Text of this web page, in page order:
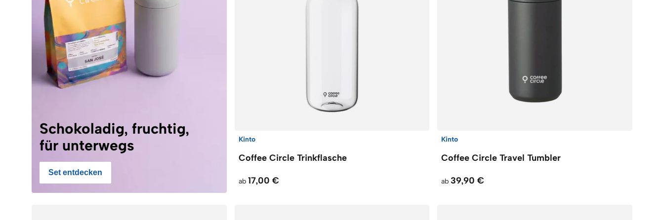
Schokoladig, fruchtig,
für unterwegs
Set entdecken
Kinto
Coffee Circle Trinkflasche
ab 17,00 €
Kinto
Coffee Circle Travel Tumbler
ab39,90 €